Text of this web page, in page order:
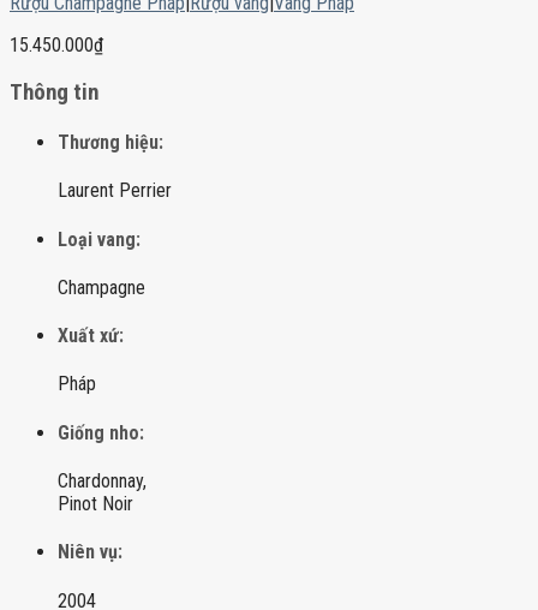
15.450.000₫
Thông tin
Thương hiệu:
Laurent Perrier
Loại vang:
Champagne
Xuất xứ:
Pháp
Giống nho:
Chardonnay,
Pinot Noir
Niên vụ:
2004